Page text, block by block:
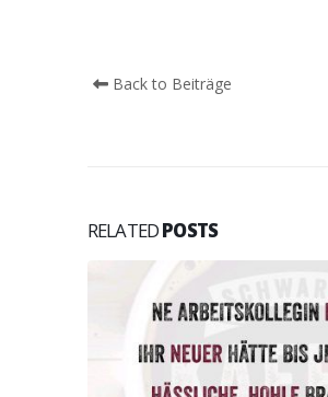
Back to Beiträge
RELATEDPOSTS